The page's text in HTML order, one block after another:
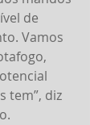
de
Vamos
tem”, diz